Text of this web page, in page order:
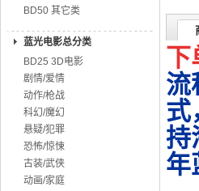
BD50 其它类
蓝光电影总分类
BD25 3D电影
剧情/爱情
动作/枪战
科幻/魔幻
悬疑/犯罪
恐怖/惊悚
古装/武侠
动画/家庭
下
流
式
持
年